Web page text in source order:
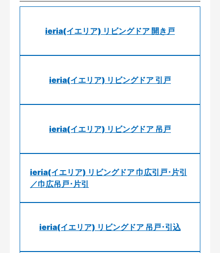
ieria(イエリア) リビングドア 開き戸
ieria(イエリア) リビングドア 引戸
ieria(イエリア) リビングドア 吊戸
ieria(イエリア) リビングドア 巾広引戸･片引
／巾広吊戸･片引
ieria(イエリア) リビングドア 吊戸･引込